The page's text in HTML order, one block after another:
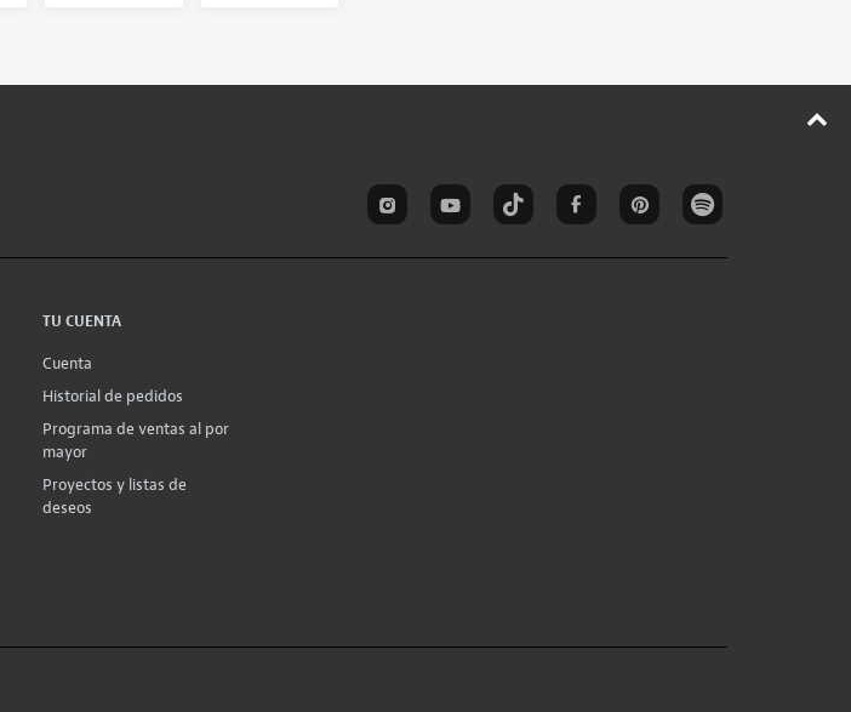
TU CUENTA
Cuenta
Historial de pedidos
Programa de ventas al por
mayor
Proyectos y listas de
deseos